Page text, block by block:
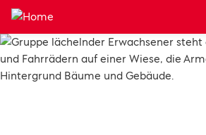
Zum Hauptinhalt springen